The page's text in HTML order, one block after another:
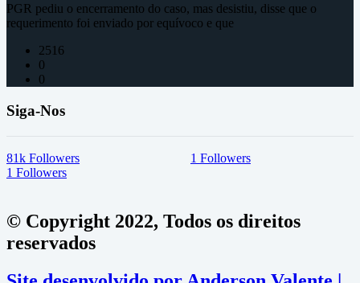
PGR pediu o encerramento do caso, mas desistiu, disse que o
requerimento foi enviado por equívoco e que
2516
0
0
Siga-Nos
81k Followers 1 Followers
1 Followers
© Copyright 2022, Todos os direitos
reservados